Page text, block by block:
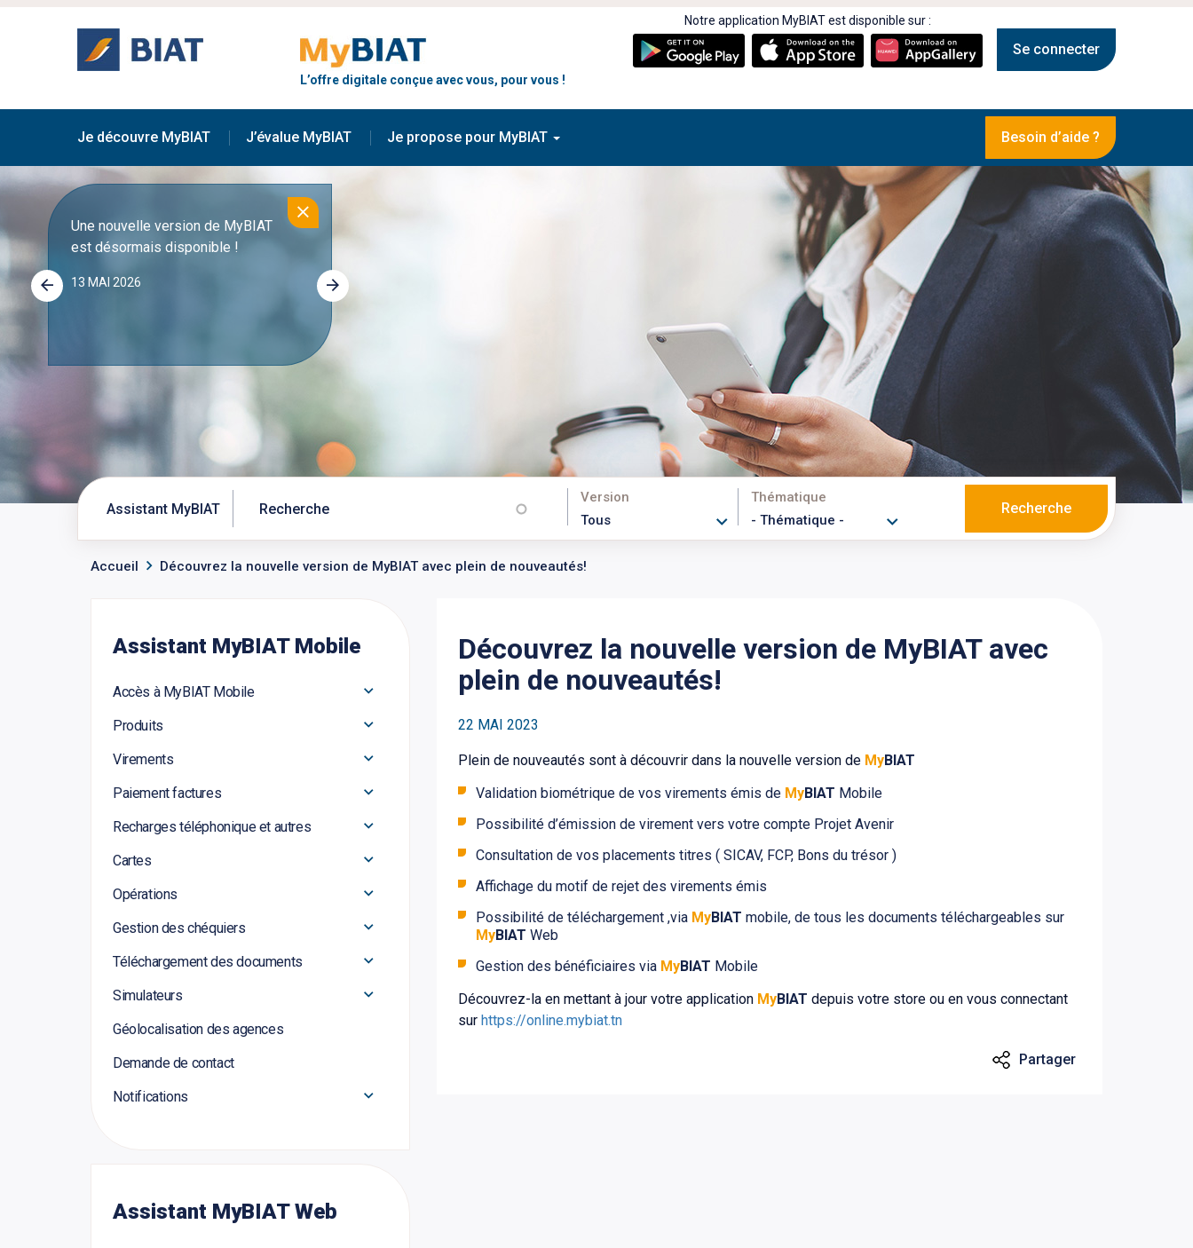
L’offre digitale conçue avec vous, pour vous !
Se connecter
Notre application MyBIAT est disponible sur :
navigation
Je découvre MyBIAT J’évalue MyBIAT Je propose pour MyBIAT Besoin d’aide ?
Une nouvelle version de MyBIAT
est désormais disponible !
13 MAI 2026
fonctionnalités de MyBIAT !
Jeu Concours MyBIAT 2024 :
Félicitations aux gagnants!
02 DÉC 2024
Assistant MyBIAT
Version Thématique
Recherche
Accueil Découvrez la nouvelle version de MyBIAT avec plein de nouveautés!
Assistant MyBIAT Mobile
Accès à MyBIAT Mobile
Produits
Virements
Paiement factures
Recharges téléphonique et autres
Cartes
Opérations
Gestion des chéquiers
Téléchargement des documents
Simulateurs
Géolocalisation des agences
Demande de contact
Notifications
Assistant MyBIAT Web
Découvrez la nouvelle version de MyBIAT avec
plein de nouveautés!
22 MAI 2023
Plein de nouveautés sont à découvrir dans la nouvelle version de MyBIAT
Validation biométrique de vos virements émis de MyBIAT Mobile
Possibilité d’émission de virement vers votre compte Projet Avenir
Consultation de vos placements titres ( SICAV, FCP, Bons du trésor )
Affichage du motif de rejet des virements émis
Possibilité de téléchargement ,via MyBIAT mobile, de tous les documents téléchargeables sur
MyBIAT Web
Gestion des bénéficiaires via MyBIAT Mobile
Découvrez-la en mettant à jour votre application MyBIAT depuis votre store ou en vous connectant
sur https://online.mybiat.tn